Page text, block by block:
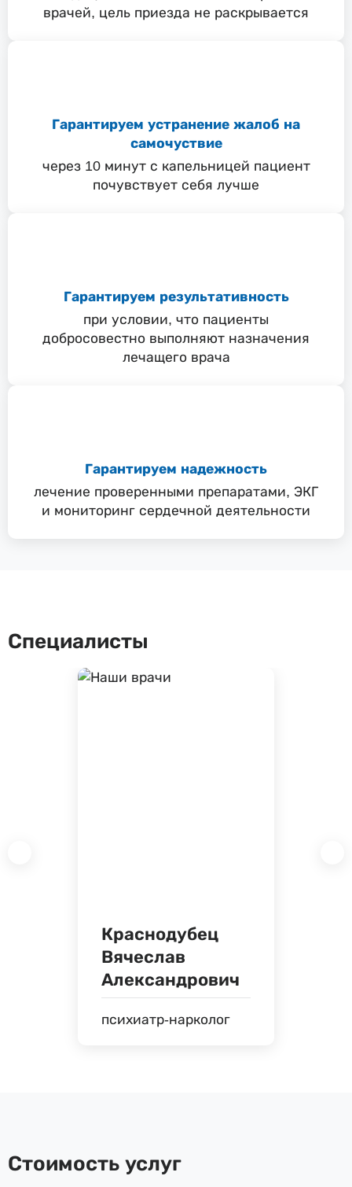
врачей, цель приезда не раскрывается
Гарантируем устранение жалоб на
самочуствие
через 10 минут с капельницей пациент
почувствует себя лучше
Гарантируем результативность
при условии, что пациенты
добросовестно выполняют назначения
лечащего врача
Гарантируем надежность
лечение проверенными препаратами, ЭКГ
и мониторинг сердечной деятельности
Специалисты
Краснодубец
Вячеслав
Александрович
психиатр-нарколог
Стоимость услуг